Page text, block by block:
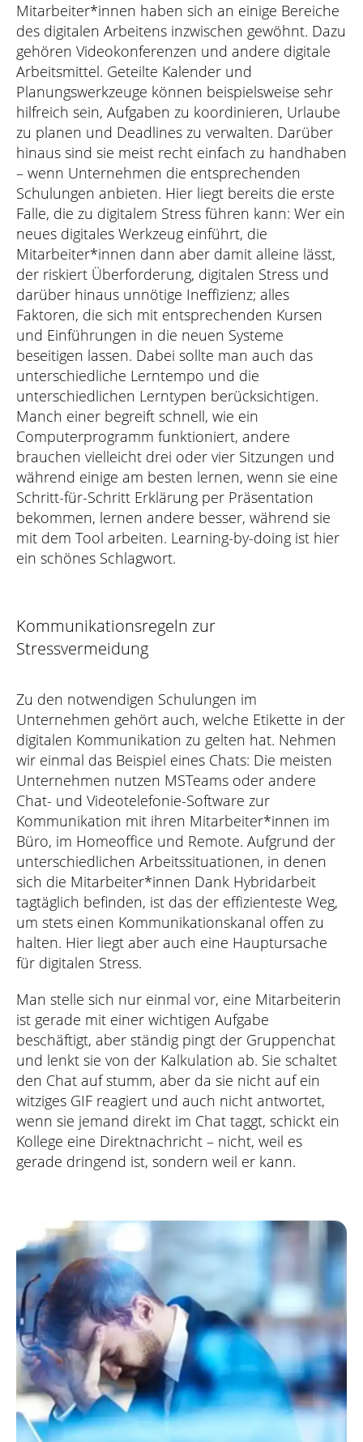
Mitarbeiter*innen haben sich an einige Bereiche
des digitalen Arbeitens inzwischen gewöhnt. Dazu
gehören Videokonferenzen und andere digitale
Arbeitsmittel. Geteilte Kalender und
Planungswerkzeuge können beispielsweise sehr
hilfreich sein, Aufgaben zu koordinieren, Urlaube
zu planen und Deadlines zu verwalten. Darüber
hinaus sind sie meist recht einfach zu handhaben
– wenn Unternehmen die entsprechenden
Schulungen anbieten. Hier liegt bereits die erste
Falle, die zu digitalem Stress führen kann: Wer ein
neues digitales Werkzeug einführt, die
Mitarbeiter*innen dann aber damit alleine lässt,
der riskiert Überforderung, digitalen Stress und
darüber hinaus unnötige Ineffizienz; alles
Faktoren, die sich mit entsprechenden Kursen
und Einführungen in die neuen Systeme
beseitigen lassen. Dabei sollte man auch das
unterschiedliche Lerntempo und die
unterschiedlichen Lerntypen berücksichtigen.
Manch einer begreift schnell, wie ein
Computerprogramm funktioniert, andere
brauchen vielleicht drei oder vier Sitzungen und
während einige am besten lernen, wenn sie eine
Schritt-für-Schritt Erklärung per Präsentation
bekommen, lernen andere besser, während sie
mit dem Tool arbeiten. Learning-by-doing ist hier
ein schönes Schlagwort.
Kommunikationsregeln zur
Stressvermeidung
Zu den notwendigen Schulungen im
Unternehmen gehört auch, welche Etikette in der
digitalen Kommunikation zu gelten hat. Nehmen
wir einmal das Beispiel eines Chats: Die meisten
Unternehmen nutzen MSTeams oder andere
Chat- und Videotelefonie-Software zur
Kommunikation mit ihren Mitarbeiter*innen im
Büro, im Homeoffice und Remote. Aufgrund der
unterschiedlichen Arbeitssituationen, in denen
sich die Mitarbeiter*innen Dank Hybridarbeit
tagtäglich befinden, ist das der effizienteste Weg,
um stets einen Kommunikationskanal offen zu
halten. Hier liegt aber auch eine Hauptursache
für digitalen Stress.
Man stelle sich nur einmal vor, eine Mitarbeiterin
ist gerade mit einer wichtigen Aufgabe
beschäftigt, aber ständig pingt der Gruppenchat
und lenkt sie von der Kalkulation ab. Sie schaltet
den Chat auf stumm, aber da sie nicht auf ein
witziges GIF reagiert und auch nicht antwortet,
wenn sie jemand direkt im Chat taggt, schickt ein
Kollege eine Direktnachricht – nicht, weil es
gerade dringend ist, sondern weil er kann.